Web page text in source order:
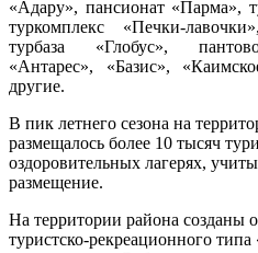
«Адару», пансионат «Парма»,
туркомплекс «Печки-
турбаза «Глобус»,
«Антарес», «Базис»,
другие.
В пик летнего сезона на
размещалось более 10 тысяч
оздоровительных лагерях,
размещение.
На территории района созданы
туристско-рекреационного